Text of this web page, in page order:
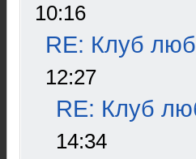
10:16
RE: Клуб
12:27
RE: Клуб
14:34